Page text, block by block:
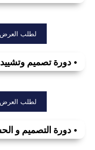
لطلب العرض
• دورة تصميم وتشييد
لطلب العرض
• دورة التصميم و